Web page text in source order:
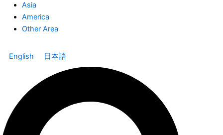
Asia
America
Other Area
English 日本語